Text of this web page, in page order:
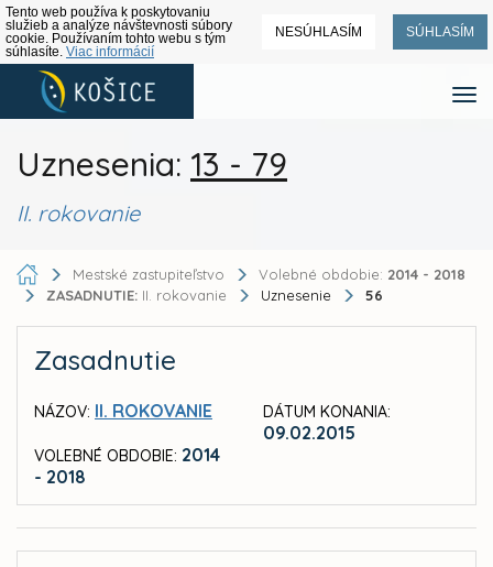
Tento web používa k poskytovaniu
služieb a analýze návštevnosti súbory
cookie. Používaním tohto webu s tým
súhlasíte. Viac informácií
NESÚHLASÍM SÚHLASÍM
Uznesenia: 13 - 79
II. rokovanie
Mestské zastupiteľstvo Volebné obdobie: 2014 - 2018
ZASADNUTIE: II. rokovanie Uznesenie 56
Zasadnutie
NÁZOV: II. ROKOVANIE
VOLEBNÉ OBDOBIE: 2014
- 2018
DÁTUM KONANIA:
09.02.2015